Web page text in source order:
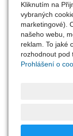
Kliknutím na
vybraných
marketingové).
našeho webu,
reklam. To jaké
rozhodnout pod
Prohlášení o